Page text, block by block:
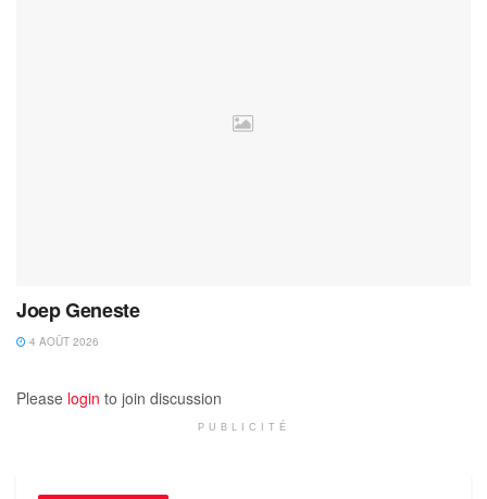
Joep Geneste
4 AOÛT 2026
Please login to join discussion
PUBLICITÉ